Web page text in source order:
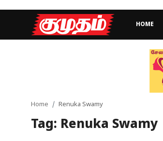
HOME
GamesHome Renuka Swamy
Tag: Renuka Swamy